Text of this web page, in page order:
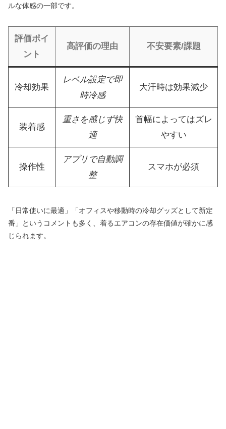
ルな体感の一部です。
評価ポイ
ント
高評価の理由 不安要素/課題
冷却効果
レベル設定で即
時冷感
大汗時は効果減少
装着感
重さを感じず快
適
首幅によってはズレ
やすい
操作性
アプリで自動調
整
スマホが必須
「日常使いに最適」「オフィスや移動時の冷却グッズとして新定
番」というコメントも多く、着るエアコンの存在価値が確かに感
じられます。